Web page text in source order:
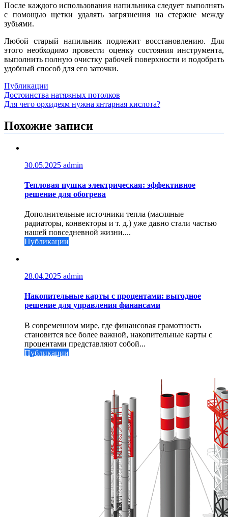
После каждого использования напильника следует выполнять
с помощью щетки удалять загрязнения на стержне между
зубьями.
Любой старый напильник подлежит восстановлению. Для
этого необходимо провести оценку состояния инструмента,
выполнить полную очистку рабочей поверхности и подобрать
удобный способ для его заточки.
Публикации
Навигация
по
записям
Достоинства натяжных потолков
Для чего орхидеям нужна янтарная кислота?
Похожие записи
30.05.2025 admin
Тепловая пушка электрическая: эффективное
решение для обогрева
Дополнительные источники тепла (масляные
радиаторы, конвекторы и т. д.) уже давно стали частью
нашей повседневной жизни....
Публикации
28.04.2025 admin
Накопительные карты с процентами: выгодное
решение для управления финансами
В современном мире, где финансовая грамотность
становится все более важной, накопительные карты с
процентами представляют собой...
Публикации